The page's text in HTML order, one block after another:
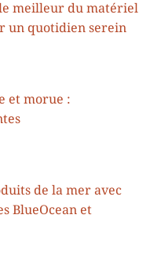
le meilleur du matériel
un quotidien serein
et morue :
de la mer avec
BlueOcean et